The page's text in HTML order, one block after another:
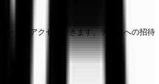
ータにアクセスできます。チームへの招待